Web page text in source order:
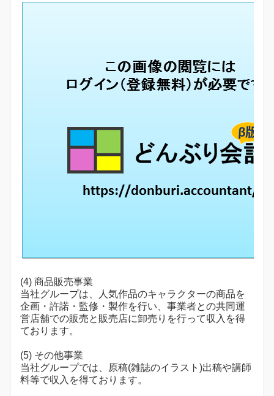
(4) 商品販売事業
当社グループは、人気作品のキャラクターの商品を
企画・許諾・監修・製作を行い、事業者との共同運
営店舗での販売と販売店に卸売りを行って収入を得
ております。
(5) その他事業
当社グループでは、原稿(雑誌のイラスト)出稿や講師
料等で収入を得ております。